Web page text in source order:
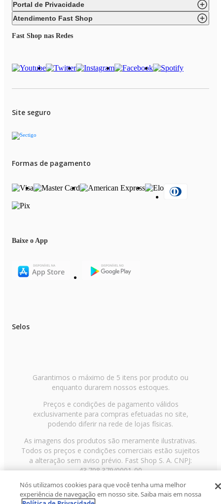
Portal de Privacidade
Atendimento Fast Shop
Fast Shop nas Redes
Site seguro
Formas de pagamento
Baixe o App
Selos
Garantimos o máximo de 5 itens por produto ou
enquanto durarem nossos estoques.
Preços e condições de pagamento válidos
exclusivamente para compras efetuadas no site,
podendo diferir na rede de lojas físicas.
As imagens dos produtos são meramente ilustrativas.
Todos os preços e condições comerciais estão sujeitos
a alteração sem aviso prévio. Fast Shop S. A. CNPJ:
43.708.379/0001-00
Avenida Zaki Narchi, nº 1650, sobreloja, Carandiru, São
Paulo/SP, CEP 02029-001, Telefone: 11 3003-3728 ©
Nós utilizamos cookies para que você tenha uma melhor
experiência de navegação em nosso site. Saiba mais em nossa